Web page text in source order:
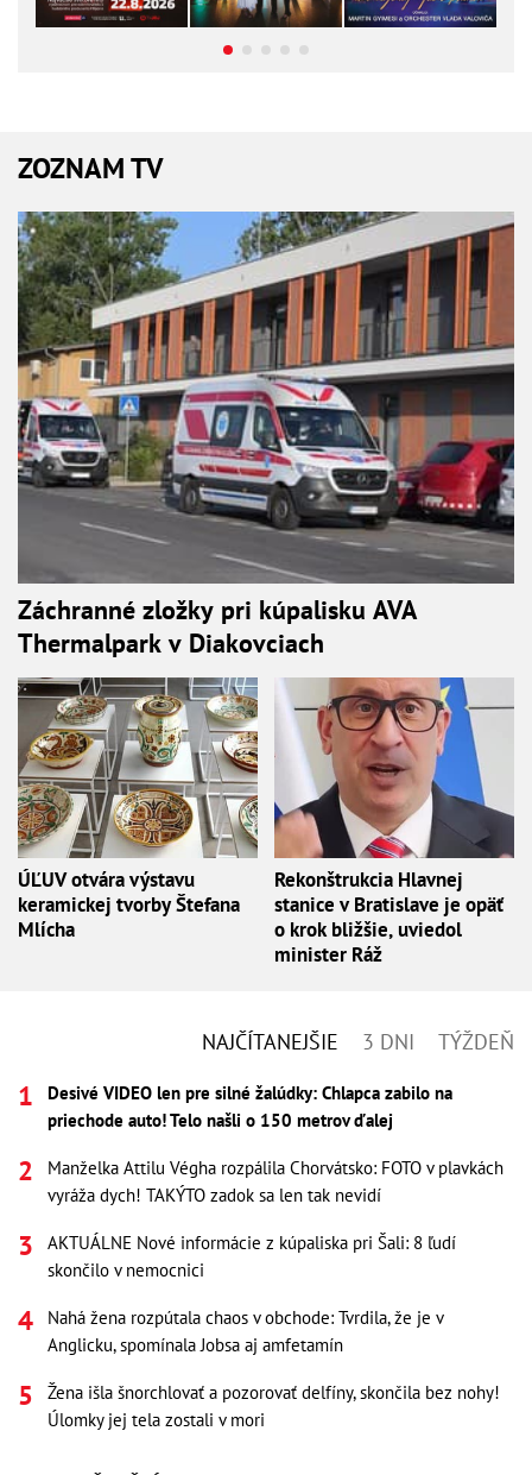
ZOZNAM TV
Záchranné zložky pri kúpalisku AVA
Thermalpark v Diakovciach
ÚĽUV otvára výstavu
keramickej tvorby Štefana
Mlícha
Rekonštrukcia Hlavnej
stanice v Bratislave je opäť
o krok bližšie, uviedol
minister Ráž
NAJČÍTANEJŠIE 3 DNI TÝŽDEŇ
Desivé VIDEO len pre silné žalúdky: Chlapca zabilo na
priechode auto! Telo našli o 150 metrov ďalej
Manželka Attilu Végha rozpálila Chorvátsko: FOTO v plavkách
vyráža dych! TAKÝTO zadok sa len tak nevidí
AKTUÁLNE Nové informácie z kúpaliska pri Šali: 8 ľudí
skončilo v nemocnici
Nahá žena rozpútala chaos v obchode: Tvrdila, že je v
Anglicku, spomínala Jobsa aj amfetamín
Žena išla šnorchlovať a pozorovať delfíny, skončila bez nohy!
Úlomky jej tela zostali v mori